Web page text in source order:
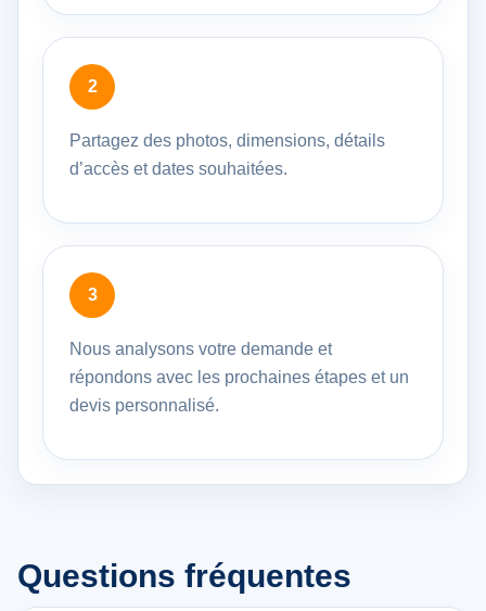
Partagez des photos, dimensions, détails
d’accès et dates souhaitées.
Nous analysons votre demande et
répondons avec les prochaines étapes et un
devis personnalisé.
Questions fréquentes